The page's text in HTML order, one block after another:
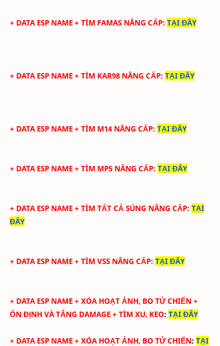
+ DATA ESP NAME + TÌM FAMAS NÂNG CẤP: TẠI ĐÂY
+ DATA ESP NAME + TÌM KAR98 NÂNG CẤP: TẠI ĐÂY
+ DATA ESP NAME + TÌM M14 NÂNG CẤP: TẠI ĐÂY
+ DATA ESP NAME + TÌM MP5 NÂNG CẤP: TẠI ĐÂY
+ DATA ESP NAME + TÌM TẤT CẢ SÚNG NÂNG CẤP: TẠI
ĐÂY
+ DATA ESP NAME + TÌM VSS NÂNG CẤP: TẠI ĐÂY
+ DATA ESP NAME + XÓA HOẠT ẢNH, BO TỬ CHIẾN +
ỔN ĐỊNH VÀ TĂNG DAMAGE + TÌM XU, KEO: TẠI ĐÂY
+ DATA ESP NAME + XÓA HOẠT ẢNH, BO TỬ CHIẾN: TẠI